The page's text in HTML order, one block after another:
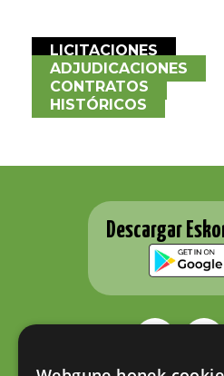
LICITACIONES
ADJUDICACIONES
CONTRATOS
HISTÓRICOS
Descargar